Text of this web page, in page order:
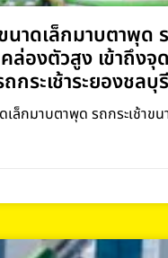
นาดเล็กมาบตาพุด
ล่องตัวสูง เข้าถึงจุ
กระเช้าระยองชล
เล็กมาบตาพุด รถกระเช้าขน